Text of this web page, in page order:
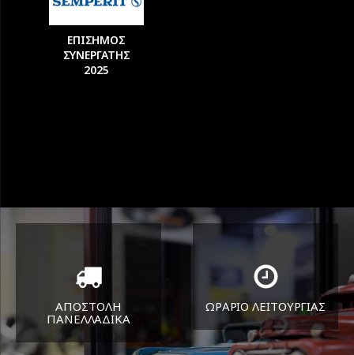
ΕΠΙΣΗΜΟΣ
ΣΥΝΕΡΓΑΤΗΣ
2025
ΑΠΟΣΤΟΛΗ
ΠΑΝΕΛΛΑΔΙΚA
ΩΡΑΡΙΟ ΛΕΙΤΟΥΡΓΙΑΣ